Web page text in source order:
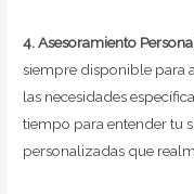
4. Asesoramiento
siempre disponible para
las necesidades
tiempo para entender tu
personalizadas que